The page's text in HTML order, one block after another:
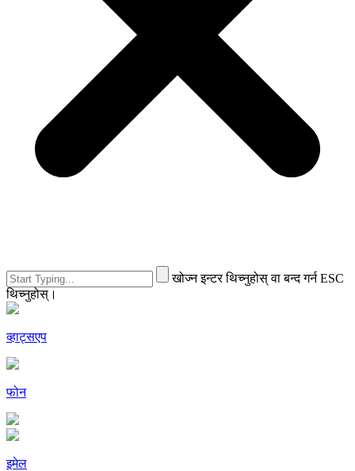
खोज्न इन्टर थिच्नुहोस् वा बन्द गर्न ESC
थिच्नुहोस्।
व्हाट्सएप
फोन
इमेल